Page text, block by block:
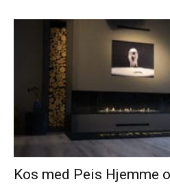
Kos med Peis Hjemme